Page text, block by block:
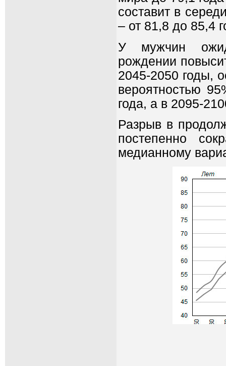
составит в
– от 81,8 до 85,4
У мужчин
рождении
2045-2050 годы,
вероятностью
года, а в 2095-
Разрыв в
постепенно
медианному